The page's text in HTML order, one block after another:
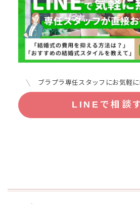
ブラプラ専任スタッフにお気軽
LINEで相談